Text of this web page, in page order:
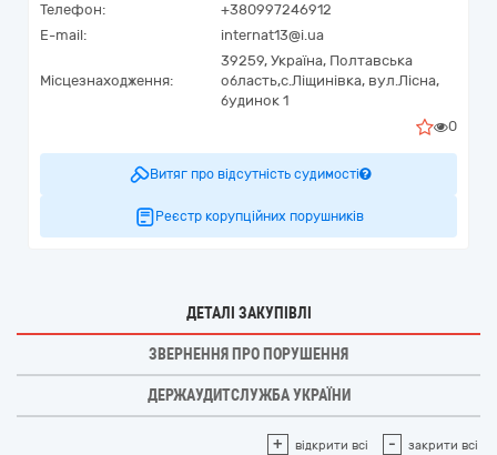
Телефон:
+380997246912
E-mail:
internat13@i.ua
Місцезнаходження:
39259, Україна, Полтавська
область,с.Ліщинівка, вул.Лісна,
будинок 1
0
Витяг про відсутність судимості
Реєстр корупційних порушників
ДЕТАЛІ ЗАКУПІВЛІ
ЗВЕРНЕННЯ ПРО ПОРУШЕННЯ
ДЕРЖАУДИТСЛУЖБА УКРАЇНИ
+ відкрити всі - закрити всі